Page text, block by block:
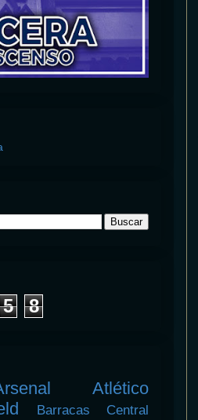
5 8
Atlético
Barracas Central